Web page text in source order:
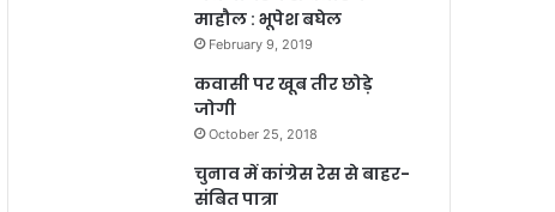
माहौल : भूपेश बघेल
February 9, 2019
कवासी पर खूब तीर छोड़े
जोगी
October 25, 2018
चुनाव में कांग्रेस रेस से बाहर-
संबित पात्रा